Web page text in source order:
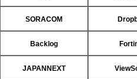
SORACOM
Backlog
JAPANNEXT